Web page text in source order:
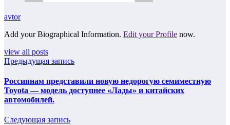
avtor
Add your Biographical Information. Edit your Profile now.
view all posts
Предыдущая запись
Россиянам представили новую недорогую семиместную
Toyota — модель доступнее «Лады» и китайских
автомобилей.
Следующая запись